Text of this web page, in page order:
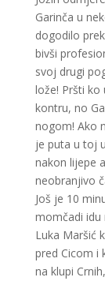
Garinča u
dogodilo
bivši
svoj drugi
lože! Pršti ko
kontru, no
nogom! Ako
je puta u toj
nakon lijepe
neobranjivo
Još je 10
momčadi idu
Luka Maršić
pred Cicom i
na klupi